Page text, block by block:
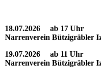
18.07.2026 ab 17
Narrenverein Bützigräbler
19.07.2026 ab 11
Narrenverein Bützigräbler